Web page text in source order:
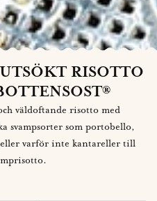
RISOTTO
väldoftande risotto med
svampsorter som portobello,
varför inte kantareller till